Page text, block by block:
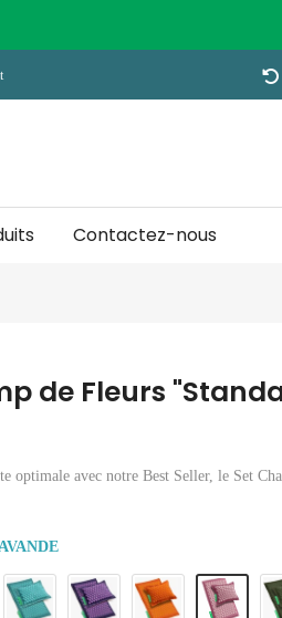
Contactez-nous
de Fleurs
optimale avec notre Best Seller, le Set